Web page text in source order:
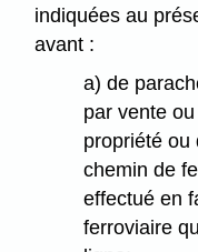
indiquées au
avant :
a) de
par vente
propriété ou
chemin de
effectué en
ferroviaire